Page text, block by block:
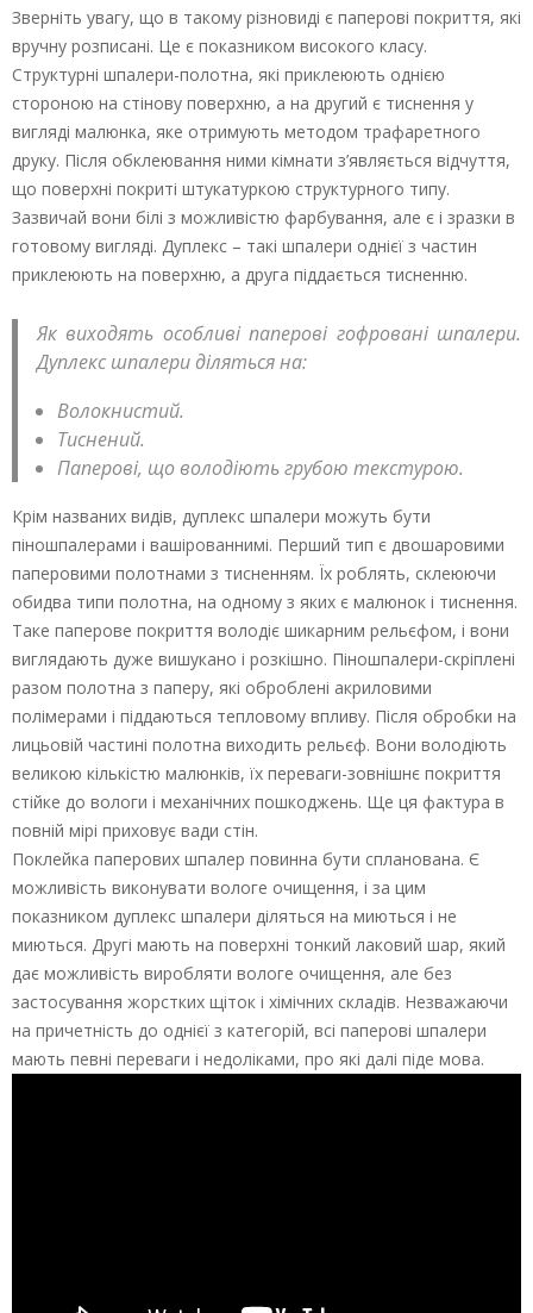
Зверніть увагу, що в такому різновиді є паперові покриття, які
вручну розписані. Це є показником високого класу.
Структурні шпалери-полотна, які приклеюють однією
стороною на стінову поверхню, а на другий є тиснення у
вигляді малюнка, яке отримують методом трафаретного
друку. Після обклеювання ними кімнати з’являється відчуття,
що поверхні покриті штукатуркою структурного типу.
Зазвичай вони білі з можливістю фарбування, але є і зразки в
готовому вигляді. Дуплекс – такі шпалери однієї з частин
приклеюють на поверхню, а друга піддається тисненню.
Як виходять особливі паперові гофровані шпалери.
Дуплекс шпалери діляться на:
Волокнистий.
Тиснений.
Паперові, що володіють грубою текстурою.
Крім названих видів, дуплекс шпалери можуть бути
піношпалерами і вашірованнимі. Перший тип є двошаровими
паперовими полотнами з тисненням. Їх роблять, склеюючи
обидва типи полотна, на одному з яких є малюнок і тиснення.
Таке паперове покриття володіє шикарним рельєфом, і вони
виглядають дуже вишукано і розкішно. Піношпалери-скріплені
разом полотна з паперу, які оброблені акриловими
полімерами і піддаються тепловому впливу. Після обробки на
лицьовій частині полотна виходить рельєф. Вони володіють
великою кількістю малюнків, їх переваги-зовнішнє покриття
стійке до вологи і механічних пошкоджень. Ще ця фактура в
повній мірі приховує вади стін.
Поклейка паперових шпалер повинна бути спланована. Є
можливість виконувати вологе очищення, і за цим
показником дуплекс шпалери діляться на миються і не
миються. Другі мають на поверхні тонкий лаковий шар, який
дає можливість виробляти вологе очищення, але без
застосування жорстких щіток і хімічних складів. Незважаючи
на причетність до однієї з категорій, всі паперові шпалери
мають певні переваги і недоліками, про які далі піде мова.